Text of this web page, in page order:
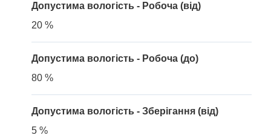
Допустима вологість - Робоча (від)
20 %
Допустима вологість - Робоча (до)
80 %
Допустима вологість - Зберігання (від)
5 %